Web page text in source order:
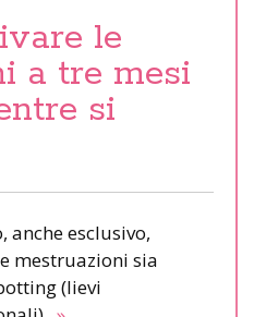
le
a tre mesi
si
esclusivo,
mestruazioni sia
(lievi